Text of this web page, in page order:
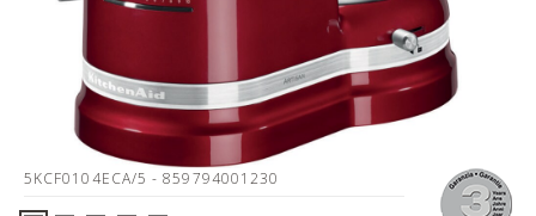
5KCF0104ECA/5- 859794001230